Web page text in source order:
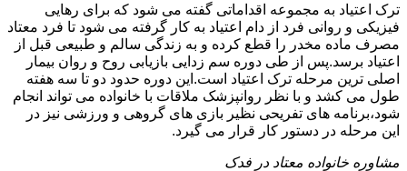
ترک اعتیاد به مجموعه اقداماتی گفته می شود که برای رهایی
فیزیکی و روانی فرد از دام اعتیاد به کار گرفته می شود تا فرد معتاد
مصرف ماده مخدر را قطع کرده و به زندگی سالم و طبیعی قبل از
اعتیاد برسد.پس از طی دوره سم زدایی بازیابی روح و روان بیمار
اصلی ترین مرحله ترک اعتیاد است.این دوره حدود دو تا سه هفته
طول می کشد و با نظر روانپزشک ملاقات با خانواده می تواند انجام
شود،برنامه های تفریحی نظیر بازی های گروهی و ورزشی نیز در
این مرحله در دستور کار قرار می گیرد.
مشاوره خانواده معتاد در فدک